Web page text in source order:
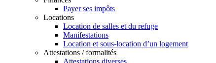
Payer ses impôts
Locations
Location de salles et du refuge
Manifestations
Location et sous-location d’un logement
Attestations / formalités
Attestations diverses